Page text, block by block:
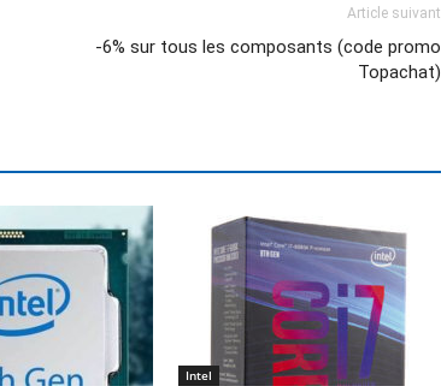
Article suivant
-6% sur tous les composants (code promo
Topachat)
Intel